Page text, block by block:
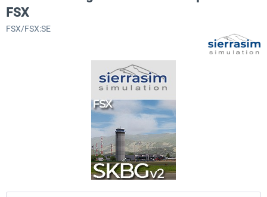
Bonaire Flamingo Airport X
FSX
FSX/FSX:SE